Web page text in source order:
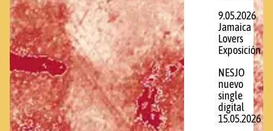
9.05.2026
Jamaica
Lovers
Exposición
NESJO
nuevo
single
digital
15.05.2026